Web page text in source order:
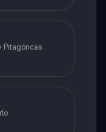
Pitagóricas